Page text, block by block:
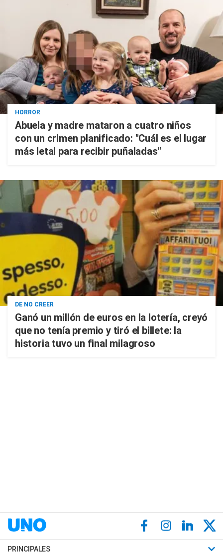
HORROR
Abuela y madre mataron a cuatro niños
con un crimen planificado: "Cuál es el lugar
más letal para recibir puñaladas"
DE NO CREER
Ganó un millón de euros en la lotería, creyó
que no tenía premio y tiró el billete: la
historia tuvo un final milagroso
PRINCIPALES